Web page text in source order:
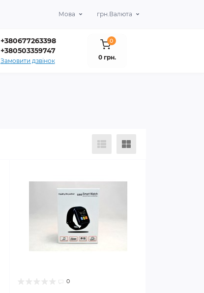
Мова грн.Валюта
+380677263398
+380503359747
Замовити дзвінок
0
0 грн.
0